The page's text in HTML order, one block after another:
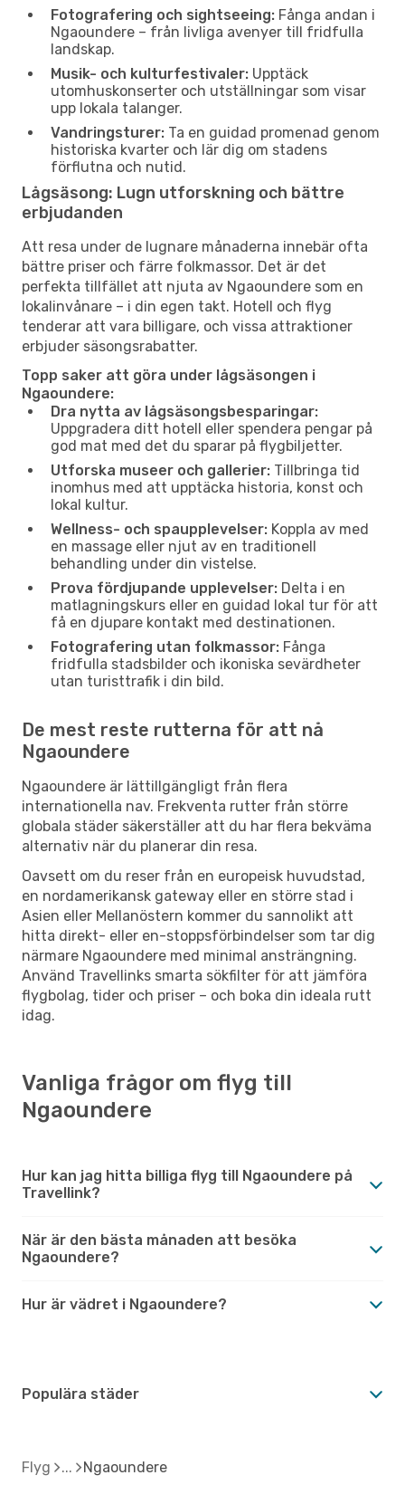
Fotografering och sightseeing: Fånga andan i
Ngaoundere – från livliga avenyer till fridfulla
landskap.
Musik- och kulturfestivaler: Upptäck
utomhuskonserter och utställningar som visar
upp lokala talanger.
Vandringsturer: Ta en guidad promenad genom
historiska kvarter och lär dig om stadens
förflutna och nutid.
Lågsäsong: Lugn utforskning och bättre
erbjudanden
Att resa under de lugnare månaderna innebär ofta
bättre priser och färre folkmassor. Det är det
perfekta tillfället att njuta av Ngaoundere som en
lokalinvånare – i din egen takt. Hotell och flyg
tenderar att vara billigare, och vissa attraktioner
erbjuder säsongsrabatter.
Topp saker att göra under lågsäsongen i
Ngaoundere:
Dra nytta av lågsäsongsbesparingar:
Uppgradera ditt hotell eller spendera pengar på
god mat med det du sparar på flygbiljetter.
Utforska museer och gallerier: Tillbringa tid
inomhus med att upptäcka historia, konst och
lokal kultur.
Wellness- och spaupplevelser: Koppla av med
en massage eller njut av en traditionell
behandling under din vistelse.
Prova fördjupande upplevelser: Delta i en
matlagningskurs eller en guidad lokal tur för att
få en djupare kontakt med destinationen.
Fotografering utan folkmassor: Fånga
fridfulla stadsbilder och ikoniska sevärdheter
utan turisttrafik i din bild.
De mest reste rutterna för att nå
Ngaoundere
Ngaoundere är lättillgängligt från flera
internationella nav. Frekventa rutter från större
globala städer säkerställer att du har flera bekväma
alternativ när du planerar din resa.
Oavsett om du reser från en europeisk huvudstad,
en nordamerikansk gateway eller en större stad i
Asien eller Mellanöstern kommer du sannolikt att
hitta direkt- eller en-stoppsförbindelser som tar dig
närmare Ngaoundere med minimal ansträngning.
Använd Travellinks smarta sökfilter för att jämföra
flygbolag, tider och priser – och boka din ideala rutt
idag.
Vanliga frågor om flyg till
Ngaoundere
Hur kan jag hitta billiga flyg till Ngaoundere på
Travellink?
När är den bästa månaden att besöka
Ngaoundere?
Hur är vädret i Ngaoundere?
Populära städer
Flyg Ngaoundere